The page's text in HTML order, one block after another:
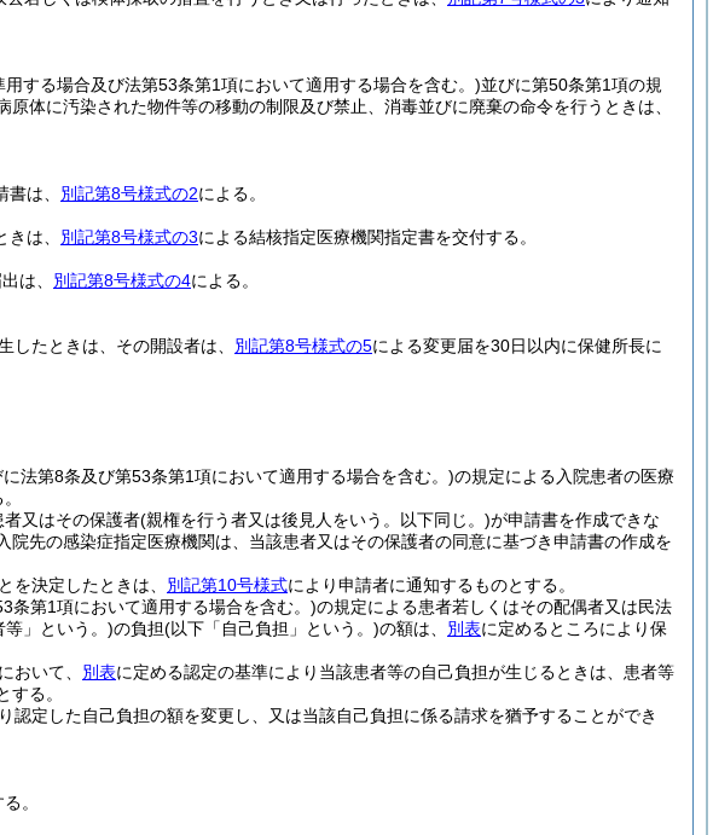
する場合及び法第53条第1項において適用する場合を含む。)並びに第50条第1項の規
体に汚染された物件等の移動の制限及び禁止、消毒並びに廃棄の命令を行うときは、
は、 別記第8号様式の2による。
は、 別記第8号様式の3による結核指定医療機関指定書を交付する。
は、 別記第8号様式の4による。
したときは、その開設者は、 別記第8号様式の5による変更届を30日以内に保健所長に
法第8条及び第53条第1項において適用する場合を含む。)の規定による入院患者の医療
又はその保護者(親権を行う者又は後見人をいう。以下同じ。)が申請書を作成できな
先の感染症指定医療機関は、当該患者又はその保護者の同意に基づき申請書の作成を
を決定したときは、 別記第10号様式により申請者に通知するものとする。
条第1項において適用する場合を含む。)の規定による患者若しくはその配偶者又は民法
等」という。)の負担(以下「自己負担」という。)の額は、 別表に定めるところにより保
おいて、 別表に定める認定の基準により当該患者等の自己負担が生じるときは、患者等
る。
認定した自己負担の額を変更し、又は当該自己負担に係る請求を猶予することができ
。